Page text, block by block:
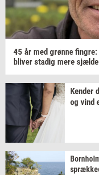
45 år med grøn­ne fin­gre:
bli­ver sta­dig mere
Ken­der
og vind